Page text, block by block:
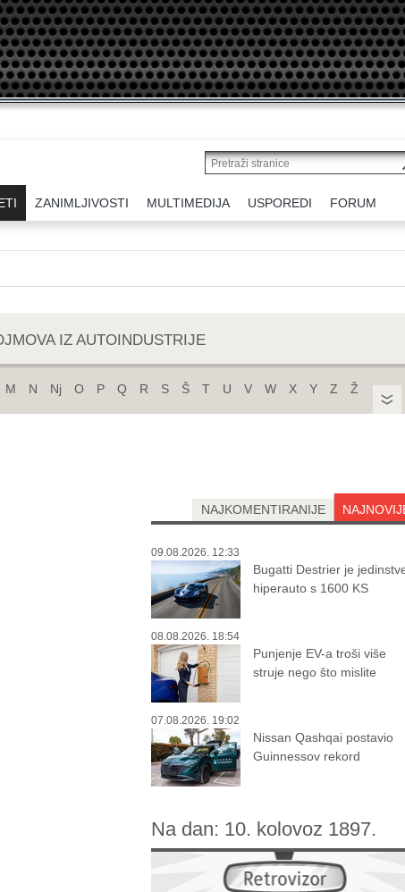
ZANIMLJIVOSTI MULTIMEDIJA USPOREDI FORUM
IZ AUTOINDUSTRIJE
M N Nj O P Q R S Š T U V W X Y Z Ž
NAJKOMENTIRANIJE
09.08.2026. 12:33
Bugatti Destrier je
hiperauto s 1600 KS
08.08.2026. 18:54
Punjenje EV-a troši više
struje nego što mislite
07.08.2026. 19:02
Nissan Qashqai postavio
Guinnessov rekord
Na dan: 10. kolovoz 1897.